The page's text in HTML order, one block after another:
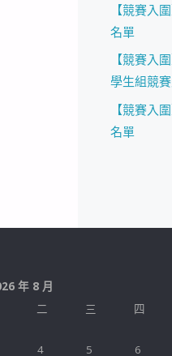
【競賽入
名單
【競賽入
學生組競
【競賽入
名單
年 8 月
二
三 四
4
5 6